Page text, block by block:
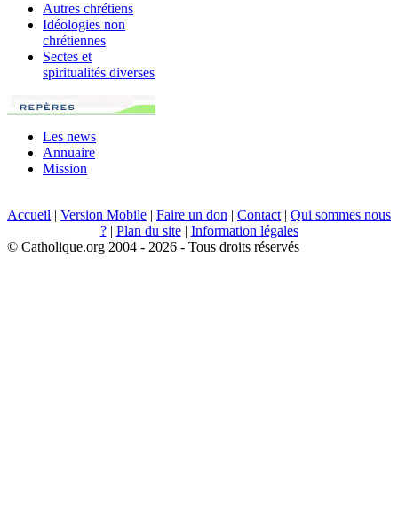
Autres chrétiens
Idéologies non
chrétiennes
Sectes et
spiritualités diverses
Les news
Annuaire
Mission
Accueil | Version Mobile | Faire un don | Contact | Qui sommes nous
?| Plan du site| Information légales
© Catholique.org 2004 - 2026 - Tous droits réservés